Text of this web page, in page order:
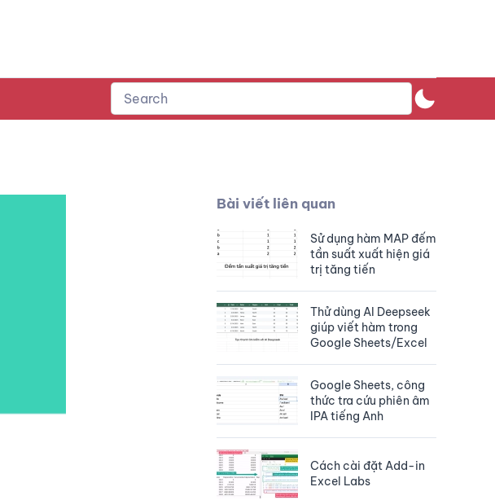
Bài viết liên quan
Sử dụng hàm MAP đếm
tần suất xuất hiện giá
trị tăng tiến
Thử dùng AI Deepseek
giúp viết hàm trong
Google Sheets/Excel
Google Sheets, công
thức tra cứu phiên âm
IPA tiếng Anh
Cách cài đặt Add-in
Excel Labs